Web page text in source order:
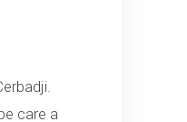
care a